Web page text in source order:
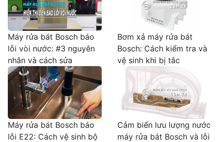
Máy rửa bát Bosch báo
lỗi vòi nước: #3 nguyên
nhân và cách sửa
Bơm xả máy rửa bát
Bosch: Cách kiểm tra và
vệ sinh khi bị tắc
Máy rửa bát Bosch báo
lỗi E22: Cách vệ sinh bộ
Cảm biến lưu lượng nước
máy rửa bát Bosch và lỗi